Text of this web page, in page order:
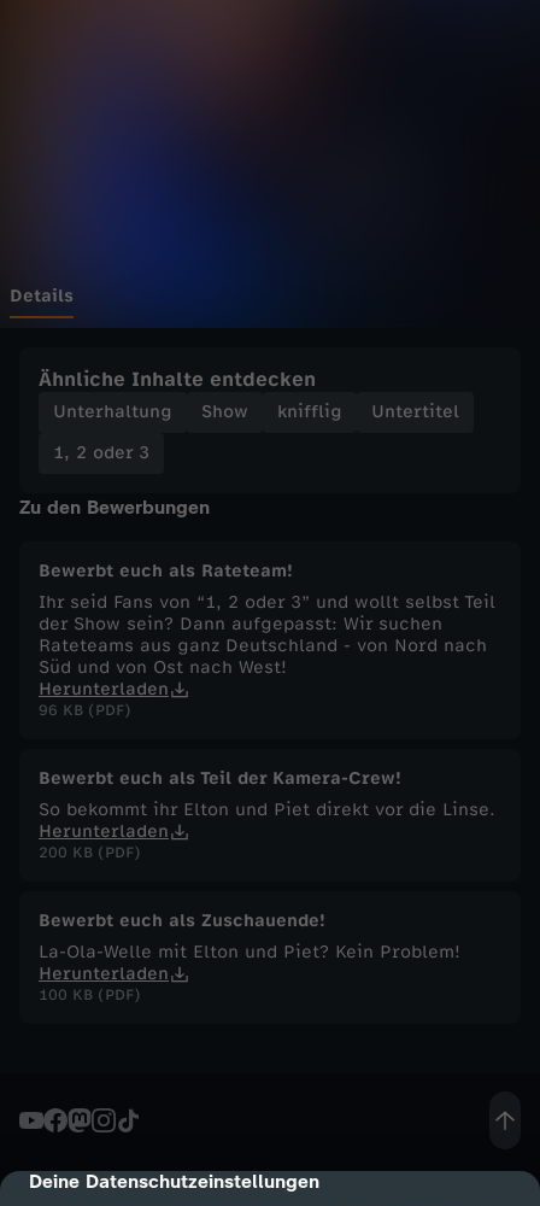
cmp-dialog-description
Deine Datenschutzeinstellungen
b
l
i
e
b
e
r
0
2
Details
Ähnliche Inhalte entdecken
Unterhaltung Show knifflig
Untertitel
1, 2 oder 3
Zu den Bewerbungen
Bewerbt euch als Rateteam!
Ihr seid Fans von “1, 2 oder 3” und wollt selbst Teil
der Show sein? Dann aufgepasst: Wir suchen
Rateteams aus ganz Deutschland - von Nord nach
Süd und von Ost nach West!
Herunterladen
96 KB (PDF)
Bewerbt euch als Teil der Kamera-Crew!
So bekommt ihr Elton und Piet direkt vor die Linse.
Herunterladen
200 KB (PDF)
Bewerbt euch als Zuschauende!
La-Ola-Welle mit Elton und Piet? Kein Problem!
Herunterladen
100 KB (PDF)